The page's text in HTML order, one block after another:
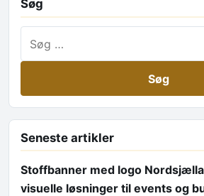
Søg
Seneste artikler
Stoffbanner med logo
visuelle løsninger til events og